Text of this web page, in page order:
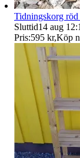
Tidningskorg
Sluttid14 aug
Pris:595 kr,Köp